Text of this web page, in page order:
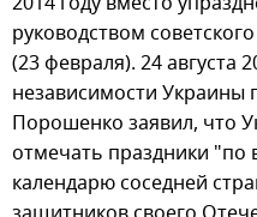
руководством
(23 февраля). 24 августа
независимости Украины
Порошенко заявил, что
отмечать праздники "по
календарю соседней